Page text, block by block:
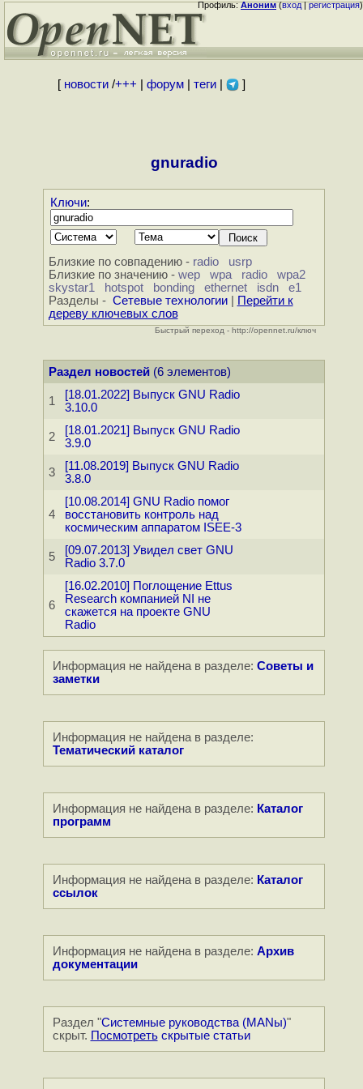
Профиль:Аноним(вход|регистрация)
[ новости/+++ форум| теги| ]
gnuradio
Ключи:
Близкие по совпадению - radio
usrp
Близкие по значению - wep wpa radio
wpa2
skystar1
hotspot bonding ethernet isdn
e1
Разделы - Сетевые технологии|
Перейти к
дереву ключевых слов
Быстрый переход - http://opennet.ru/ключ
Раздел новостей(6 элементов)
1
[18.01.2022] Выпуск GNU Radio
3.10.0
2
[18.01.2021] Выпуск GNU Radio
3.9.0
3
[11.08.2019] Выпуск GNU Radio
3.8.0
4
[10.08.2014] GNU Radio помог
восстановить контроль над
космическим аппаратом ISEE-3
5
[09.07.2013] Увидел свет GNU
Radio 3.7.0
6
[16.02.2010] Поглощение Ettus
Research компанией NI не
скажется на проекте GNU
Radio
Информация не найдена в разделе: Советы и
заметки
Информация не найдена в разделе:
Тематический каталог
Информация не найдена в разделе: Каталог
программ
Информация не найдена в разделе: Каталог
ссылок
Информация не найдена в разделе: Архив
документации
Раздел "Системные руководства (MANы)"
скрыт. Посмотретьскрытые статьи